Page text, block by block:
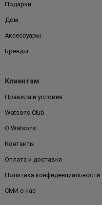
Подарки
Дом
Аксессуары
Бренды
Клиентам
Правила и условия
Watsons Club
О Watsons
Контакты
Оплата и доставка
Политика конфиденциальности
СМИ о нас